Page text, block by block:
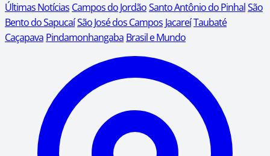
Últimas Notícias Campos do JordãoSanto Antônio do PinhalSão
Bento do SapucaíSão José dos Campos JacareíTaubaté
Caçapava Pindamonhangaba Brasil e Mundo